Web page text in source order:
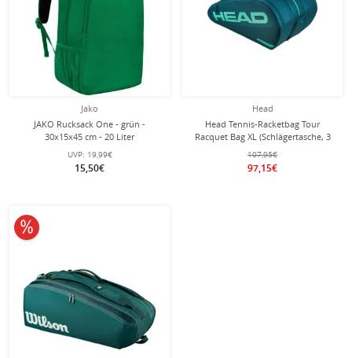
Jako
JAKO Rucksack One - grün -
30x15x45 cm - 20 Liter
UVP: 19,99€
15,50€
Head
Head Tennis-Racketbag Tour
Racquet Bag XL (Schlägertasche, 3
107,95€
97,15€
10% reduziert